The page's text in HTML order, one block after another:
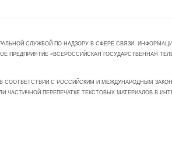
СЛУЖБОЙ ПО НАДЗОРУ В СФЕРЕ СВЯЗИ,
ПРЕДПРИЯТИЕ «ВСЕРОССИЙСКАЯ ГОСУДАРСТВЕННАЯ
С РОССИЙСКИМ И МЕЖДУНАРОДНЫМ
ЧАСТИЧНОЙ ПЕРЕПЕЧАТКЕ ТЕКСТОВЫХ МАТЕРИАЛОВ В